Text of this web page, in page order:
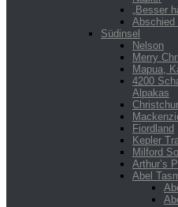
„Besser
Abschied
Südinsel
Nelson
Merry
Mapua,
4200
Alpakas
Fiordland
Kepler
Milford
Arthur’s
Abel